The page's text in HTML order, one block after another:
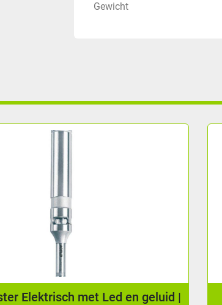
Gewicht
digitale liniaal | ACCUD